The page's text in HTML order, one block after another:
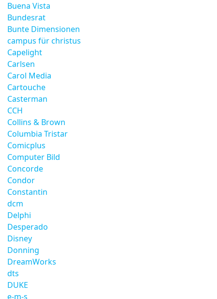
Buena Vista
Bundesrat
Bunte Dimensionen
campus für christus
Capelight
Carlsen
Carol Media
Cartouche
Casterman
CCH
Collins & Brown
Columbia Tristar
Comicplus
Computer Bild
Concorde
Condor
Constantin
dcm
Delphi
Desperado
Disney
Donning
DreamWorks
dts
DUKE
e-m-s